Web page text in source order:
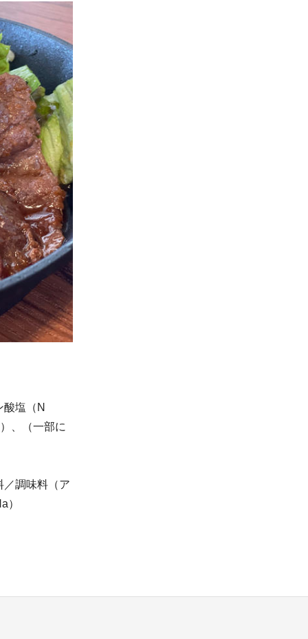
塩（N
、（一部に
／調味料（ア
）